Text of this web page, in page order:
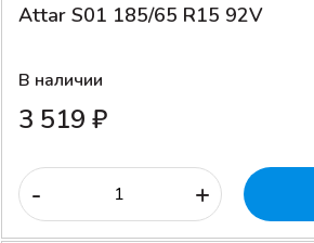
Attar S01 185/65 R15 92V
В наличии
3 519 ₽
- +